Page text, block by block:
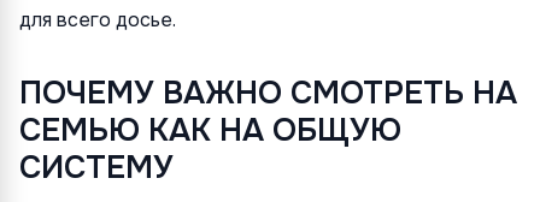
для всего досье.
ПОЧЕМУ ВАЖНО СМОТРЕТЬ НА
СЕМЬЮ КАК НА ОБЩУЮ
СИСТЕМУ